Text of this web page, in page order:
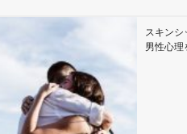
スキンシ
男性心理